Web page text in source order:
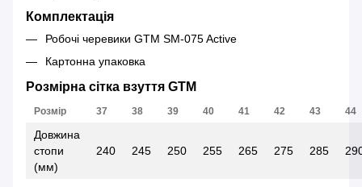
Комплектація
Робочі черевики GTM SM-075 Active
Картонна упаковка
Розмірна сітка взуття GTM
Розмір 37 38 39 40 41 42 43 44
Довжина
стопи
(мм)
240 245 250 255 265 275 285